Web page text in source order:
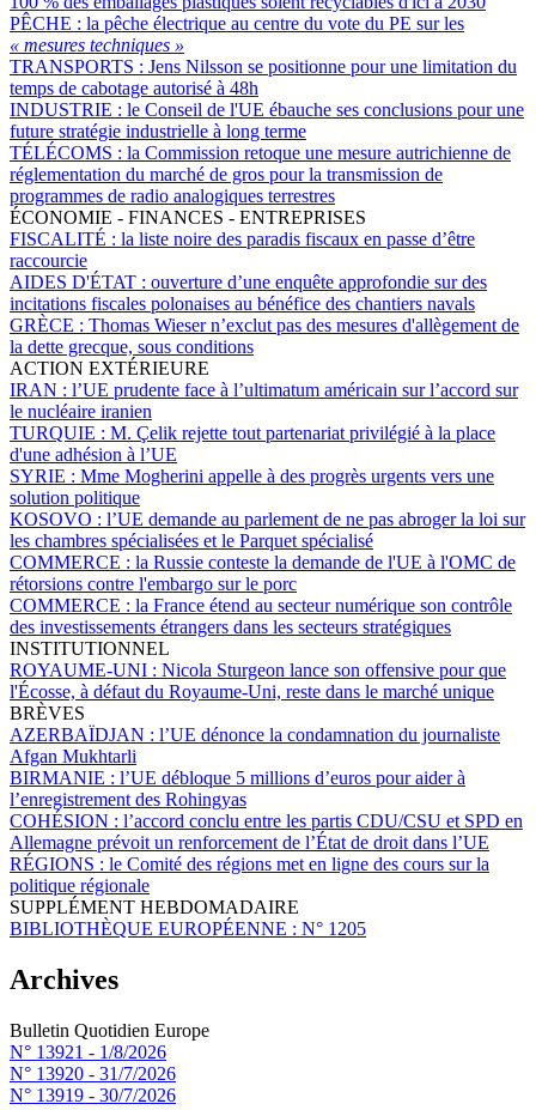
PÊCHE : la pêche électrique au centre du vote du PE sur les
« mesures techniques »
TRANSPORTS : Jens Nilsson se positionne pour une limitation du
temps de cabotage autorisé à 48h
INDUSTRIE : le Conseil de l'UE ébauche ses conclusions pour une
future stratégie industrielle à long terme
TÉLÉCOMS : la Commission retoque une mesure autrichienne de
réglementation du marché de gros pour la transmission de
programmes de radio analogiques terrestres
ÉCONOMIE - FINANCES - ENTREPRISES
FISCALITÉ : la liste noire des paradis fiscaux en passe d’être
raccourcie
AIDES D'ÉTAT : ouverture d’une enquête approfondie sur des
incitations fiscales polonaises au bénéfice des chantiers navals
GRÈCE : Thomas Wieser n’exclut pas des mesures d'allègement de
la dette grecque, sous conditions
ACTION EXTÉRIEURE
IRAN : l’UE prudente face à l’ultimatum américain sur l’accord sur
le nucléaire iranien
TURQUIE : M. Çelik rejette tout partenariat privilégié à la place
d'une adhésion à l’UE
SYRIE : Mme Mogherini appelle à des progrès urgents vers une
solution politique
KOSOVO : l’UE demande au parlement de ne pas abroger la loi sur
les chambres spécialisées et le Parquet spécialisé
COMMERCE : la Russie conteste la demande de l'UE à l'OMC de
rétorsions contre l'embargo sur le porc
COMMERCE : la France étend au secteur numérique son contrôle
des investissements étrangers dans les secteurs stratégiques
INSTITUTIONNEL
ROYAUME-UNI : Nicola Sturgeon lance son offensive pour que
l'Écosse, à défaut du Royaume-Uni, reste dans le marché unique
BRÈVES
AZERBAÏDJAN : l’UE dénonce la condamnation du journaliste
Afgan Mukhtarli
BIRMANIE : l’UE débloque 5 millions d’euros pour aider à
l’enregistrement des Rohingyas
COHÉSION : l’accord conclu entre les partis CDU/CSU et SPD en
Allemagne prévoit un renforcement de l’État de droit dans l’UE
RÉGIONS : le Comité des régions met en ligne des cours sur la
politique régionale
SUPPLÉMENT HEBDOMADAIRE
BIBLIOTHÈQUE EUROPÉENNE : N° 1205
Archives
Bulletin Quotidien Europe
N° 13921 - 1/8/2026
N° 13920 - 31/7/2026
N° 13919 - 30/7/2026